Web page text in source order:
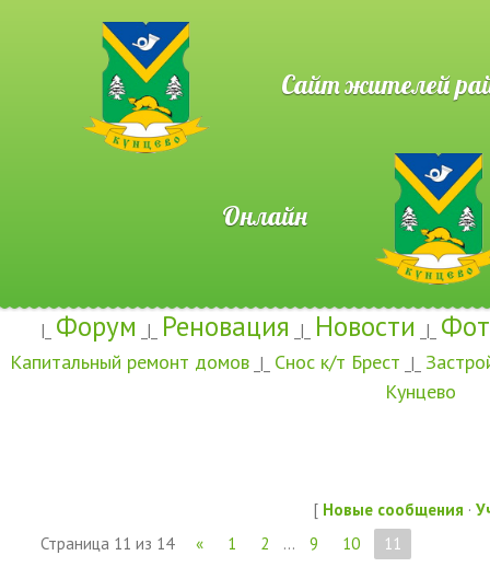
Сайт жителей
Онлайн
|_ Форум _|_ Реновация _|_ Новости _|_
Капитальный ремонт домов _|_ Снос к/т Брест _|_
Кунцево
[ Новые сообщения ·
Страница 11 из 14 « 1 2 … 9 10
11